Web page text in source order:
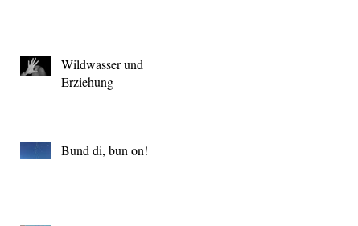
Wildwasser und
Erziehung
Bund di, bun on!